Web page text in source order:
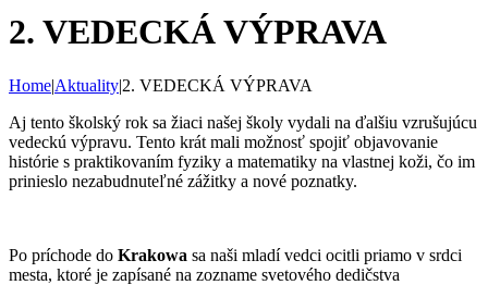
2. VEDECKÁ VÝPRAVA
Home|Aktuality|2. VEDECKÁ VÝPRAVA
Aj tento školský rok sa žiaci našej školy vydali na ďalšiu vzrušujúcu
vedeckú výpravu. Tento krát mali možnosť spojiť objavovanie
histórie s praktikovaním fyziky a matematiky na vlastnej koži, čo im
prinieslo nezabudnuteľné zážitky a nové poznatky.
Po príchode do Krakowa sa naši mladí vedci ocitli priamo v srdci
mesta, ktoré je zapísané na zozname svetového dedičstva